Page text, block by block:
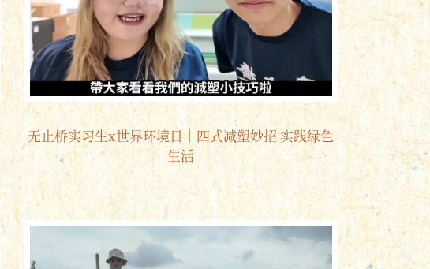
无止桥实习生x世界环境日｜四式减塑妙招 实践绿色
生活